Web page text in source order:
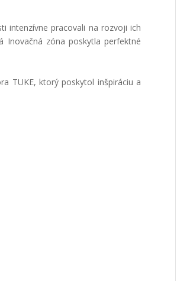
intenzívne pracovali na rozvoji ich
Inovačná zóna poskytla perfektné
TUKE, ktorý poskytol inšpiráciu a